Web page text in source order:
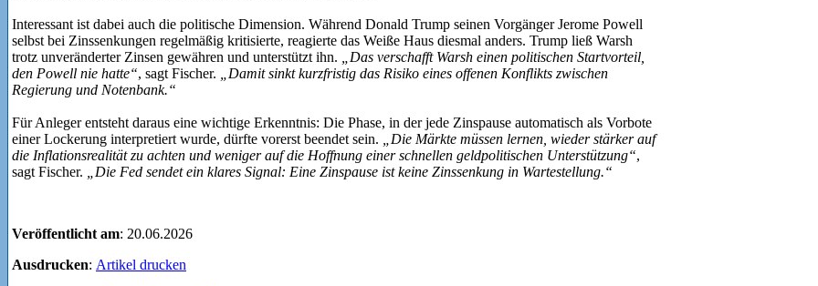
Interessant ist dabei auch die politische Dimension. Während Donald Trump seinen Vorgänger Jerome Powell
selbst bei Zinssenkungen regelmäßig kritisierte, reagierte das Weiße Haus diesmal anders. Trump ließ Warsh
trotz unveränderter Zinsen gewähren und unterstützt ihn. „Das verschafft Warsh einen politischen Startvorteil,
den Powell nie hatte“, sagt Fischer.
„Damit sinkt kurzfristig das Risiko eines offenen Konflikts zwischen
Regierung und Notenbank.“
Für Anleger entsteht daraus eine wichtige Erkenntnis: Die Phase, in der jede Zinspause automatisch als Vorbote
einer Lockerung interpretiert wurde, dürfte vorerst beendet sein.
„Die Märkte müssen lernen, wieder stärker auf
die Inflationsrealität zu achten und weniger auf die Hoffnung einer schnellen geldpolitischen Unterstützung“,
sagt Fischer.
„Die Fed sendet ein klares Signal: Eine Zinspause ist keine Zinssenkung in Wartestellung.“
Veröffentlicht am: 20.06.2026
Ausdrucken: Artikel drucken